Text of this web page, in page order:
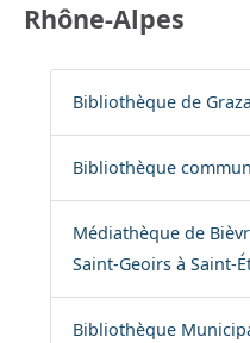
Rhône-Alpes
Bibliothèque de
Bibliothèque
Médiathèque de
Saint-Geoirs à Saint-
Bibliothèque